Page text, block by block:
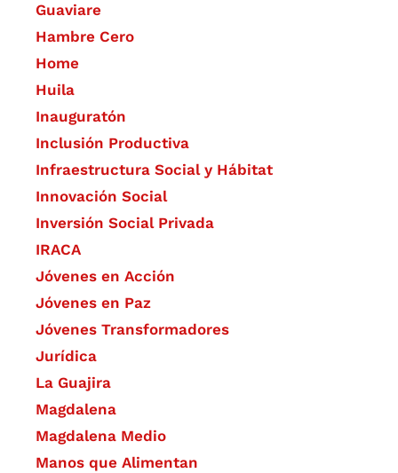
Guaviare
Hambre Cero
Home
Huila
Inauguratón
Inclusión Productiva
Infraestructura Social y Hábitat
​Innovación Social
Inversión Social Privada
IRACA
Jóvenes en Acción
Jóvenes en Paz
Jóvenes Transformadores
Jurídica
La Guajira
Magdalena
Magdalena Medio
Manos que Alimentan